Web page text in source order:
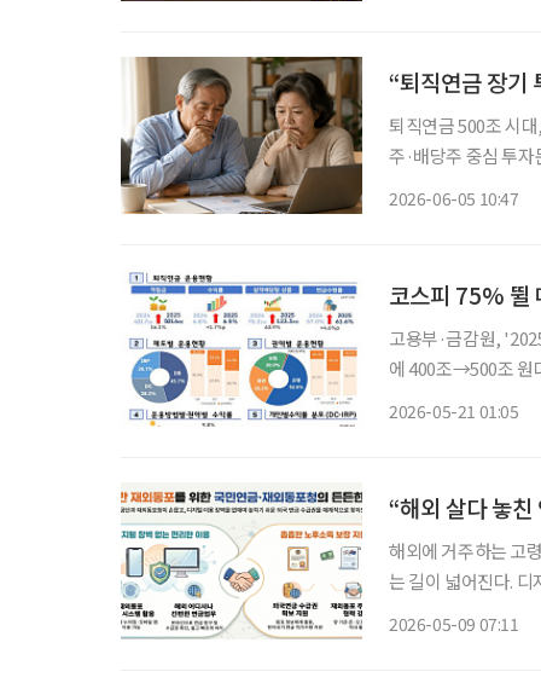
“퇴직연금 장기
퇴직연금 500조 시
주·배당주 중심 투
2026-06-05 10:47
코스피 75% 뛸
고용부·금감원,
에 400조→500조 원
2026-05-21 01:05
“해외 살다 놓
해외에 거주하는 고
는 길이 넓어진다.
2026-05-09 07:11